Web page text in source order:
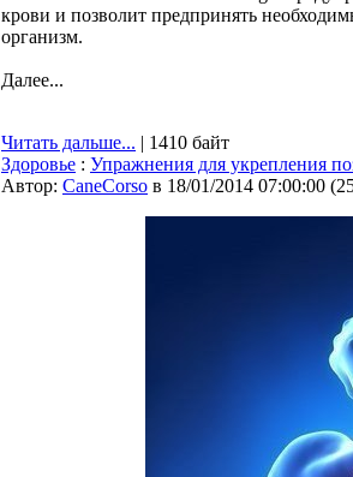
крови и позволит предпринять
организм.
Далее...
Читать дальше... | 1410 байт
Здоровье : Упражнения для укрепления
Автор: CaneCorso в 18/01/2014 07:00:00 (